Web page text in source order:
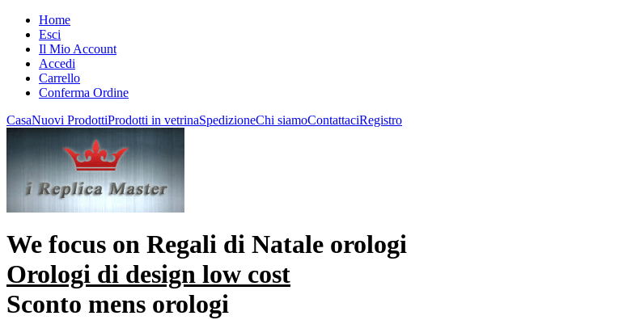
Home
Esci
Il Mio Account
Accedi
Carrello
Conferma Ordine
CasaNuovi ProdottiProdotti in vetrinaSpedizioneChi siamoContattaciRegistro
We focus on Regali di Natale orologi
Orologi di design low cost
Sconto mens orologi